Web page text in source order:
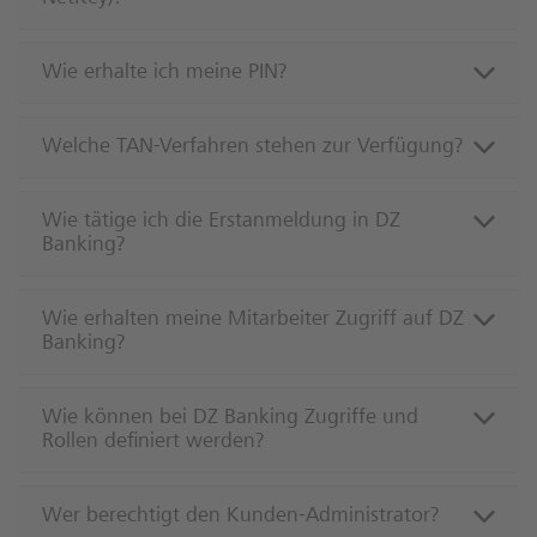
Wie erhalte ich meine PIN?
Welche TAN-Verfahren stehen zur Verfügung?
Wie tätige ich die Erstanmeldung in DZ
Banking?
Wie erhalten meine Mitarbeiter Zugriff auf DZ
Banking?
Wie können bei DZ Banking Zugriffe und
Rollen definiert werden?
Wer berechtigt den Kunden-Administrator?